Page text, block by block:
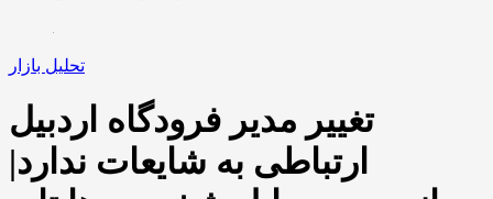
تحلیل بازار
تغییر مدیر فرودگاه اردبیل
ارتباطی به شایعات ندارد|